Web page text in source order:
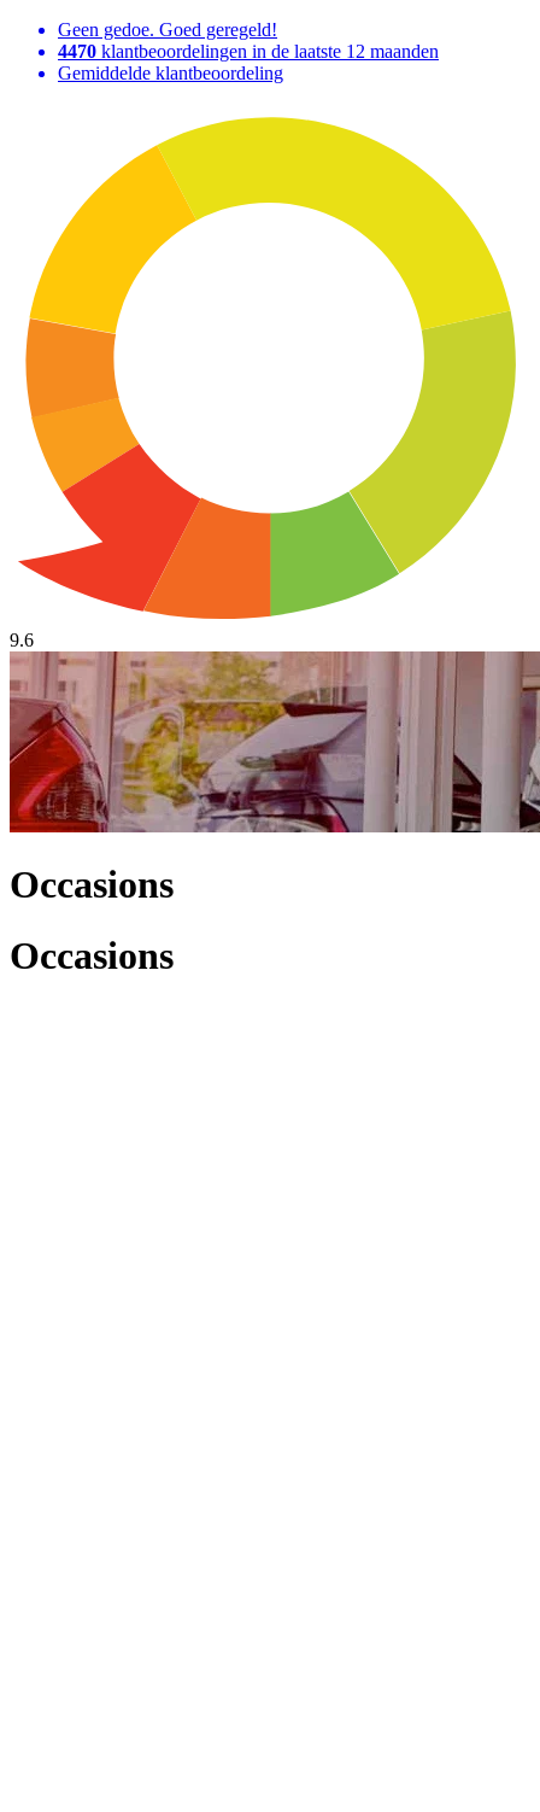
Geen gedoe. Goed geregeld!
4470 klantbeoordelingen in de laatste 12 maanden
Gemiddelde klantbeoordeling
9.6
Occasions
Occasions